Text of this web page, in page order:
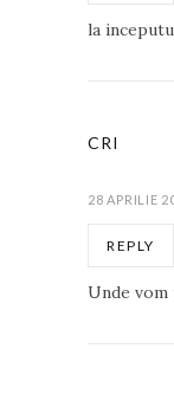
la
CRI
28 APRILIE
REPLY
Unde